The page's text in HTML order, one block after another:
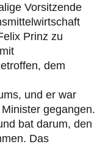
Vorsitzende
Prinz zu
dem
und er war
gegangen.
bat darum, den
Das